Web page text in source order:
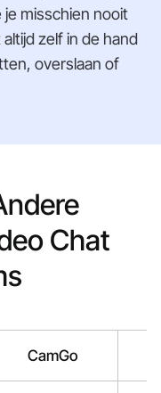
misschien nooit
zelf in de hand
overslaan of
Chat
CamGo